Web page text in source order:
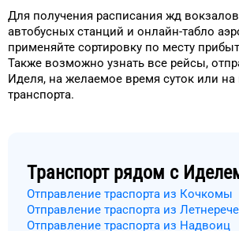
Для получения расписания жд вокзалов
автобусных станций и онлайн-табло
применяйте сортировку по месту
Также возможно узнать все рейсы,
Иделя, на желаемое время суток или на
транспорта.
Транспорт рядом с
Отправление траспорта из Кочкомы
Отправление траспорта из
Отправление траспорта из Надвоиц